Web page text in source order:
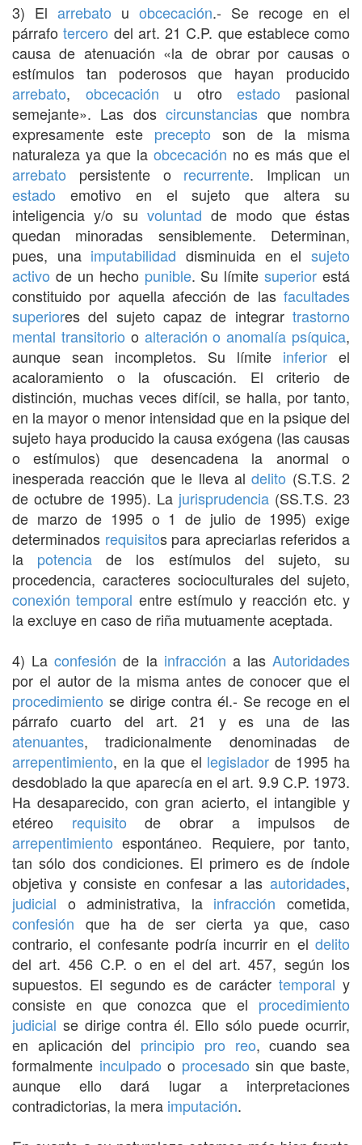
3) El arrebato u obcecación.- Se recoge en el
párrafotercero del art. 21 C.P. que establece como
causa de atenuación «la de obrar por causas o
estímulos tan poderosos que hayan producido
arrebato, obcecación u otroestado pasional
semejante». Las doscircunstancias que nombra
expresamente este precepto son de la misma
naturaleza ya que la obcecación no es más que el
arrebato persistente o recurrente. Implican un
estado emotivo en el sujeto que altera su
inteligencia y/o su voluntad de modo que éstas
quedan minoradas sensiblemente. Determinan,
pues, una imputabilidad disminuida en elsujeto
activo de un hecho punible. Su límitesuperior está
constituido por aquella afección de las facultades
superiores del sujeto capaz de integrar trastorno
mental transitorio o alteración o anomalía psíquica,
aunque sean incompletos. Su límite inferior el
acaloramiento o la ofuscación. El criterio de
distinción, muchas veces difícil, se halla, por tanto,
en la mayor o menor intensidad que en la psique del
sujeto haya producido la causa exógena (las causas
o estímulos) que desencadena la anormal o
inesperada reacción que le lleva aldelito (S.T.S. 2
de octubre de 1995). La jurisprudencia (SS.T.S. 23
de marzo de 1995 o 1 de julio de 1995) exige
determinados requisitos para apreciarlas referidos a
la potencia de los estímulos del sujeto, su
procedencia, caracteres socioculturales del sujeto,
conexión temporal entre estímulo y reacción etc. y
la excluye en caso de riña mutuamente aceptada.
4) Laconfesión de la infracción a las Autoridades
por el autor de la misma antes de conocer que el
procedimiento se dirige contra él.- Se recoge en el
párrafo cuarto del art. 21 y es una de las
atenuantes, tradicionalmente denominadas de
arrepentimiento, en la que el legislador de 1995 ha
desdoblado la que aparecía en el art. 9.9 C.P. 1973.
Ha desaparecido, con gran acierto, el intangible y
etéreo requisito de obrar a impulsos de
arrepentimiento espontáneo. Requiere, por tanto,
tan sólo dos condiciones. El primero es de índole
objetiva y consiste en confesar a las autoridades,
judicial o administrativa, la infracción cometida,
confesión que ha de ser cierta ya que, caso
contrario, el confesante podría incurrir en el delito
del art. 456 C.P. o en el del art. 457, según los
supuestos. El segundo es de carácter temporal y
consiste en que conozca que el procedimiento
judicial se dirige contra él. Ello sólo puede ocurrir,
en aplicación del principio pro reo, cuando sea
formalmente inculpado o procesado sin que baste,
aunque ello dará lugar a interpretaciones
contradictorias, la mera imputación.